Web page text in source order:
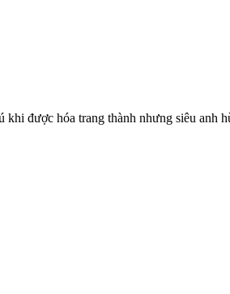
được hóa trang thành nhưng siêu anh